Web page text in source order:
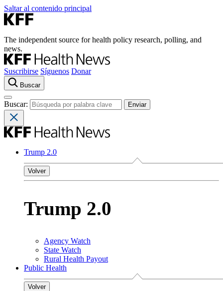
Saltar al contenido principal
The independent source for health policy research, polling, and
news.
Suscribirse Síguenos Donar
Buscar
Buscar:
Trump 2.0
Volver
Trump 2.0
Agency Watch
State Watch
Rural Health Payout
Public Health
Volver